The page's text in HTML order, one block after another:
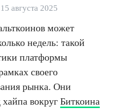
15 августа 2025
может
недель: такой
платформы
своего
рынка. Они
вокруг Биткоина